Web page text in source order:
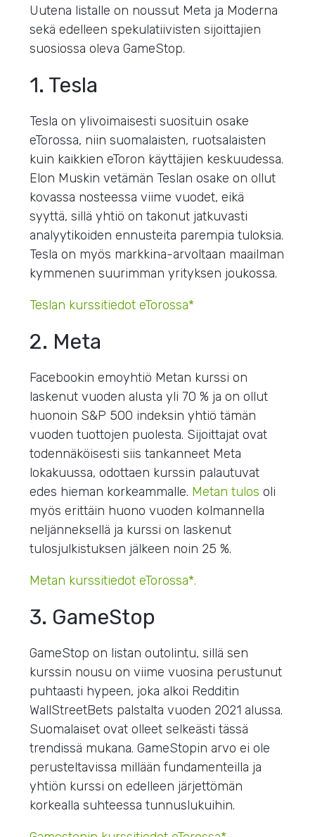
Uutena listalle on noussut Meta ja Moderna
sekä edelleen spekulatiivisten sijoittajien
suosiossa oleva GameStop.
1. Tesla
Tesla on ylivoimaisesti suosituin osake
eTorossa, niin suomalaisten, ruotsalaisten
kuin kaikkien eToron käyttäjien keskuudessa.
Elon Muskin vetämän Teslan osake on ollut
kovassa nosteessa viime vuodet, eikä
syyttä, sillä yhtiö on takonut jatkuvasti
analyytikoiden ennusteita parempia tuloksia.
Tesla on myös markkina-arvoltaan maailman
kymmenen suurimman yrityksen joukossa.
Teslan kurssitiedot eTorossa*
2. Meta
Facebookin emoyhtiö Metan kurssi on
laskenut vuoden alusta yli 70 % ja on ollut
huonoin S&P 500 indeksin yhtiö tämän
vuoden tuottojen puolesta. Sijoittajat ovat
todennäköisesti siis tankanneet Meta
lokakuussa, odottaen kurssin palautuvat
edes hieman korkeammalle. Metan tulos oli
myös erittäin huono vuoden kolmannella
neljänneksellä ja kurssi on laskenut
tulosjulkistuksen jälkeen noin 25 %.
Metan kurssitiedot eTorossa*.
3. GameStop
GameStop on listan outolintu, sillä sen
kurssin nousu on viime vuosina perustunut
puhtaasti hypeen, joka alkoi Redditin
WallStreetBets palstalta vuoden 2021 alussa.
Suomalaiset ovat olleet selkeästi tässä
trendissä mukana. GameStopin arvo ei ole
perusteltavissa millään fundamenteilla ja
yhtiön kurssi on edelleen järjettömän
korkealla suhteessa tunnuslukuihin.